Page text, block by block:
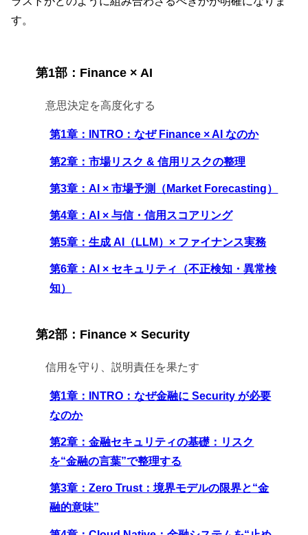
す。
第1部：Finance × AI
意思決定を高度化する
第1章：INTRO：なぜ Finance × AI なのか
第2章：市場リスク & 信用リスクの整理
第3章：AI × 市場予測（Market Forecasting）
第4章：AI × 与信・信用スコアリング
第5章：生成 AI（LLM）× ファイナンス実務
第6章：AI × セキュリティ（不正検知・異常検
知）
第2部：Finance × Security
信用を守り、説明責任を果たす
第1章：INTRO：なぜ金融に Security が必要
なのか
第2章：金融セキュリティの基礎：リスク
を“金融の言葉”で整理する
第3章：Zero Trust：境界モデルの限界と“金
融的意味”